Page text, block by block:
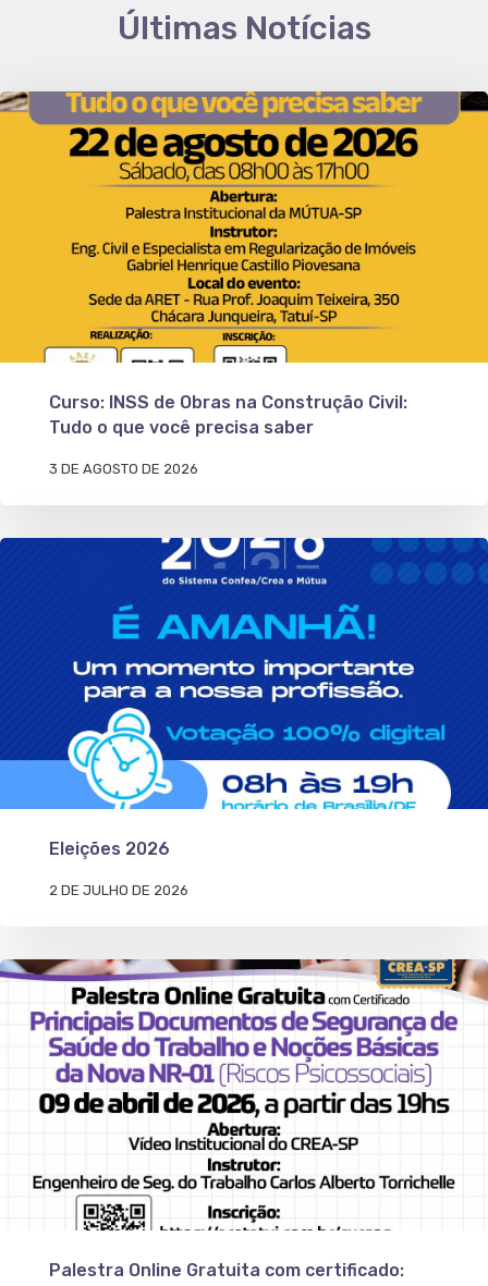
Últimas Notícias
Curso: INSS de Obras na Construção Civil:
Tudo o que você precisa saber
3 DE AGOSTO DE 2026
Eleições 2026
2 DE JULHO DE 2026
Palestra Online Gratuita com certificado: